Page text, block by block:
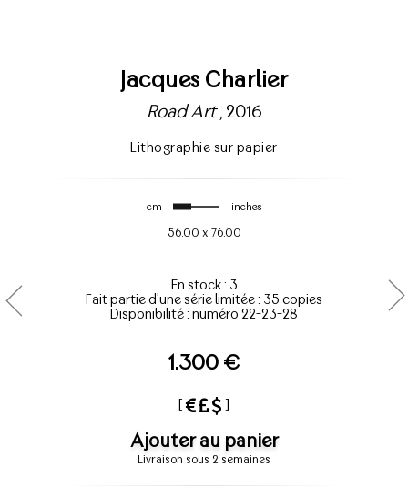
Jacques Charlier
Road Art, 2016
Lithographie sur papier
cm inches
56.00 x 76.00
En stock : 3
Fait partie d'une série limitée : 35 copies
Disponibilité : numéro 22-23-28
1.300 €
[ ]
Ajouter au panier
Livraison sous 2 semaines